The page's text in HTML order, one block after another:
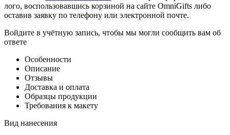
лого, воспользовавшись корзиной на сайте OmniGifts либо
оставив заявку по телефону или электронной почте.
Войдите в учётную запись, чтобы мы могли сообщить вам об
ответе
Особенности
Описание
Отзывы
Доставка и оплата
Образцы продукции
Требования к макету
Вид нанесения